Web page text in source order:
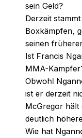
sein Geld?
Derzeit
Boxkämpfen,
seinen
Ist Francis
MMA-
Obwohl
ist er derzeit
McGregor hält
deutlich
Wie hat